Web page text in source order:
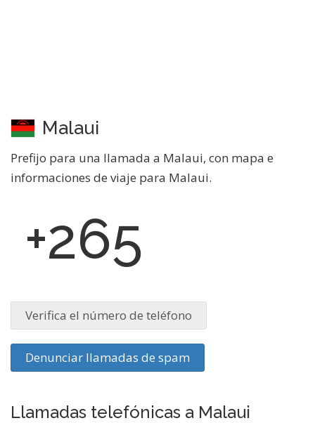
Malaui
Prefijo para una llamada a Malaui, con mapa e
informaciones de viaje para Malaui.
+265
Verifica el número de teléfono
Denunciar llamadas de spam
Llamadas telefónicas a Malaui